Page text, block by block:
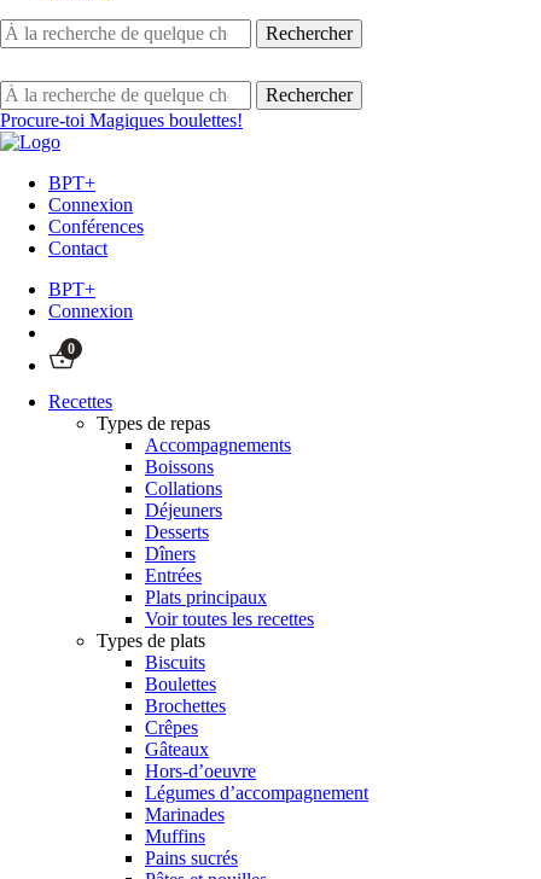
Procure-toi Magiques boulettes!
BPT+
Connexion
Conférences
Contact
BPT+
Connexion
0
Recettes
Types de repas
Accompagnements
Boissons
Collations
Déjeuners
Desserts
Dîners
Entrées
Plats principaux
Voir toutes les recettes
Types de plats
Biscuits
Boulettes
Brochettes
Crêpes
Gâteaux
Hors-d’oeuvre
Légumes d’accompagnement
Marinades
Muffins
Pains sucrés